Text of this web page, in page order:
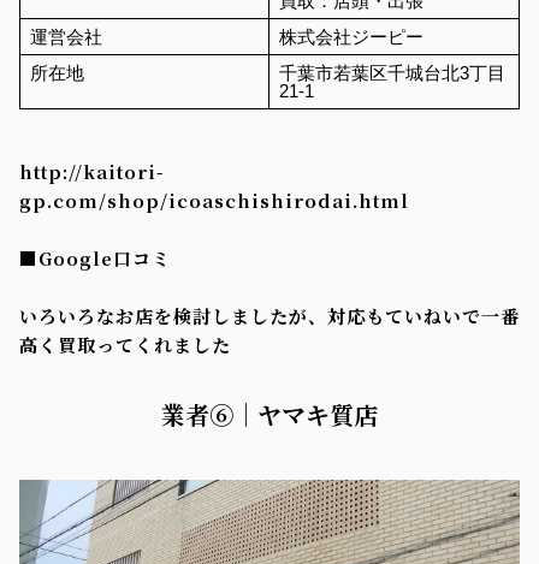
運営会社
株式会社ジーピー
所在地
千葉市若葉区千城台北3丁目
21-1
http://kaitori-
gp.com/shop/icoaschishirodai.html
■Google口コミ
いろいろなお店を検討しましたが、対応もていねいで一番
高く買取ってくれました
業者⑥｜ヤマキ質店